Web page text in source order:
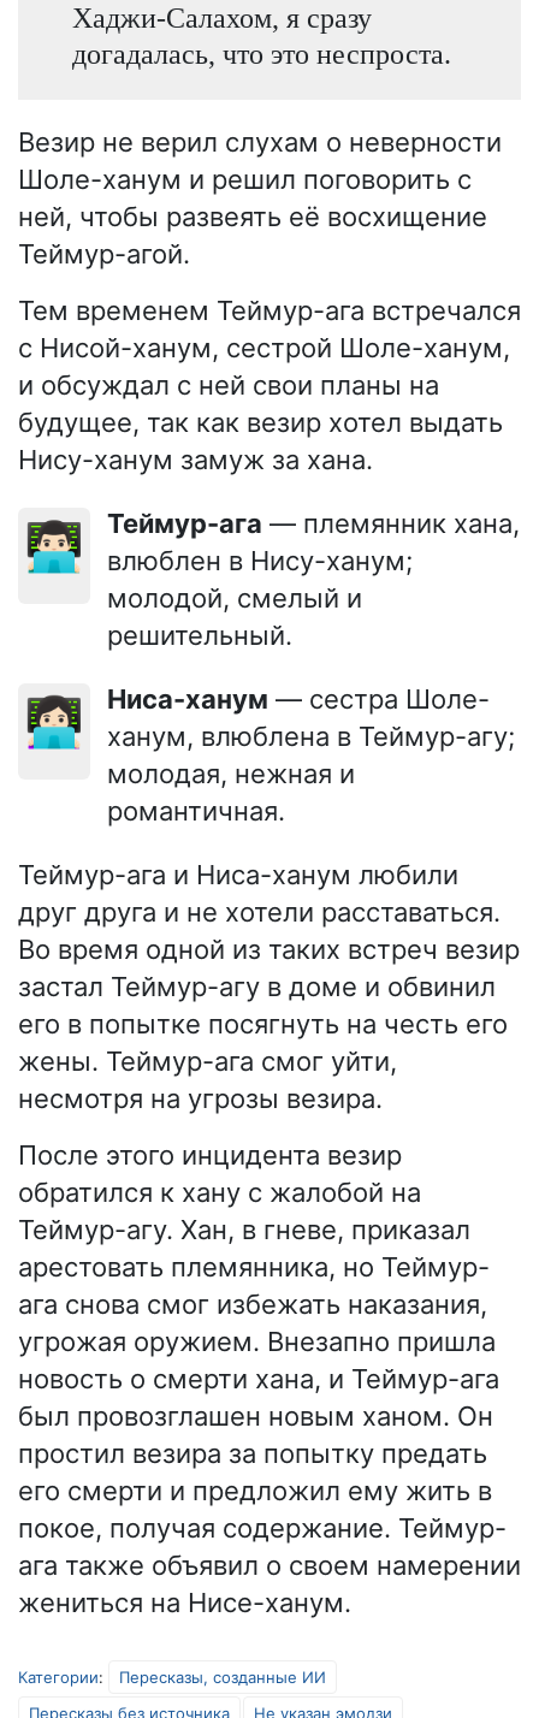
Хаджи-Салахом, я сразу
догадалась, что это неспроста.
Везир не верил слухам о неверности
Шоле-ханум и решил поговорить с
ней, чтобы развеять её восхищение
Теймур-агой.
Тем временем Теймур-ага встречался
с Нисой-ханум, сестрой Шоле-ханум,
и обсуждал с ней свои планы на
будущее, так как везир хотел выдать
Нису-ханум замуж за хана.
👨🏻‍💻 Теймур-ага — племянник хана,
влюблен в Нису-ханум;
молодой, смелый и
решительный.
👩🏻‍💻 Ниса-ханум — сестра Шоле-
ханум, влюблена в Теймур-агу;
молодая, нежная и
романтичная.
Теймур-ага и Ниса-ханум любили
друг друга и не хотели расставаться.
Во время одной из таких встреч везир
застал Теймур-агу в доме и обвинил
его в попытке посягнуть на честь его
жены. Теймур-ага смог уйти,
несмотря на угрозы везира.
После этого инцидента везир
обратился к хану с жалобой на
Теймур-агу. Хан, в гневе, приказал
арестовать племянника, но Теймур-
ага снова смог избежать наказания,
угрожая оружием. Внезапно пришла
новость о смерти хана, и Теймур-ага
был провозглашен новым ханом. Он
простил везира за попытку предать
его смерти и предложил ему жить в
покое, получая содержание. Теймур-
ага также объявил о своем намерении
жениться на Нисе-ханум.
Категории:
Пересказы, созданные ИИ
Пересказы без источника
Не указан эмодзи